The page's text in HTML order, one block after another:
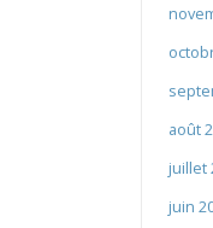
août
juillet
juin